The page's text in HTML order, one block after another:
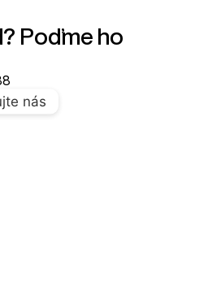
Poďme ho
nás